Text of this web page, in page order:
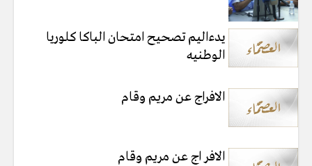
يدءاليم تصحيح امتحان الباكا كلوريا
الوطنيه
الافراج عن مريم وقام
الافر اج عن مريم وقام